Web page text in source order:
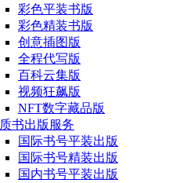
彩色平装书版
彩色精装书版
创意插图版
全程代写版
百科云集版
视频狂飙版
NFT数字藏品版
书出版服务
国际书号平装出版
国际书号精装出版
国内书号平装出版